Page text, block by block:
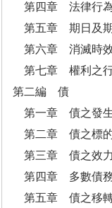
第四章 法律行
第五章 期日及
第六章 消滅時
第七章 權利之
第二編 債
第一章 債之發
第二章 債之標
第三章 債之效
第四章 多數債務
第五章 債之移